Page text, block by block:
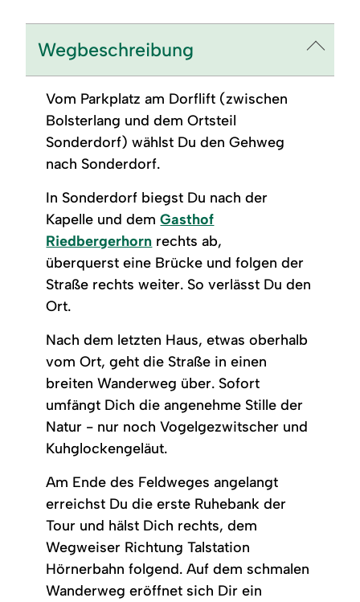
Wegbeschreibung
Vom Parkplatz am Dorflift (zwischen
Bolsterlang und dem Ortsteil
Sonderdorf) wählst Du den Gehweg
nach Sonderdorf.
In Sonderdorf biegst Du nach der
Kapelle und demGasthof
Riedbergerhorn rechts ab,
überquerst eine Brücke und folgen der
Straße rechts weiter. So verlässt Du den
Ort.
Nach dem letzten Haus, etwas oberhalb
vom Ort, geht die Straße in einen
breiten Wanderweg über. Sofort
umfängt Dich die angenehme Stille der
Natur - nur noch Vogelgezwitscher und
Kuhglockengeläut.
Am Ende des Feldweges angelangt
erreichst Du die erste Ruhebank der
Tour und hälst Dich rechts, dem
Wegweiser Richtung Talstation
Hörnerbahn folgend. Auf dem schmalen
Wanderweg eröffnet sich Dir ein